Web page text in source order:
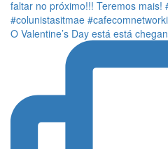
O Valentine’s Day está está